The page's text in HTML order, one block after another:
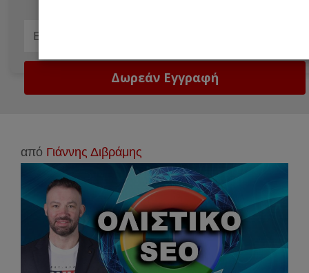
από Γιάννης Διβράμης